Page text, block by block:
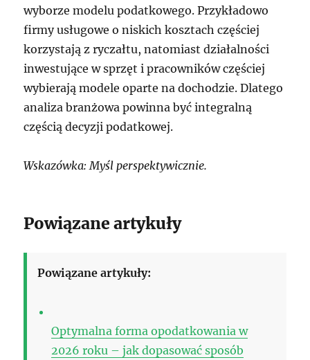
wyborze modelu podatkowego. Przykładowo
firmy usługowe o niskich kosztach częściej
korzystają z ryczałtu, natomiast działalności
inwestujące w sprzęt i pracowników częściej
wybierają modele oparte na dochodzie. Dlatego
analiza branżowa powinna być integralną
częścią decyzji podatkowej.
Wskazówka: Myśl perspektywicznie.
Powiązane artykuły
Powiązane artykuły:
Optymalna forma opodatkowania w
2026 roku – jak dopasować sposób